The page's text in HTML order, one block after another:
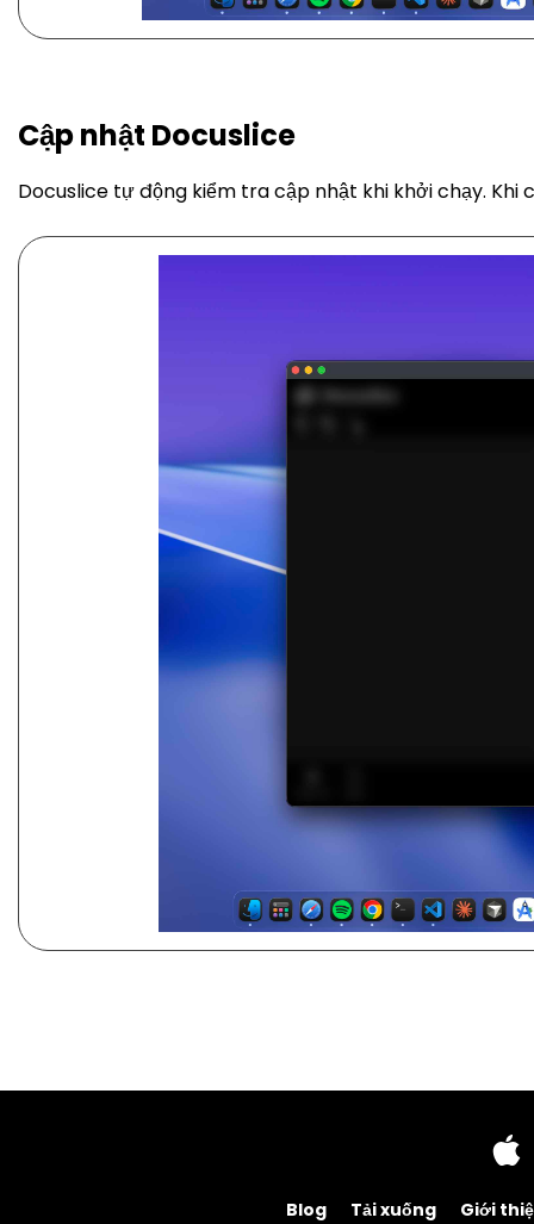
Cập nhật Docuslice
Docuslice tự động kiểm tra cập nhật khi khởi chạy.
Blog Tải xuống Giới